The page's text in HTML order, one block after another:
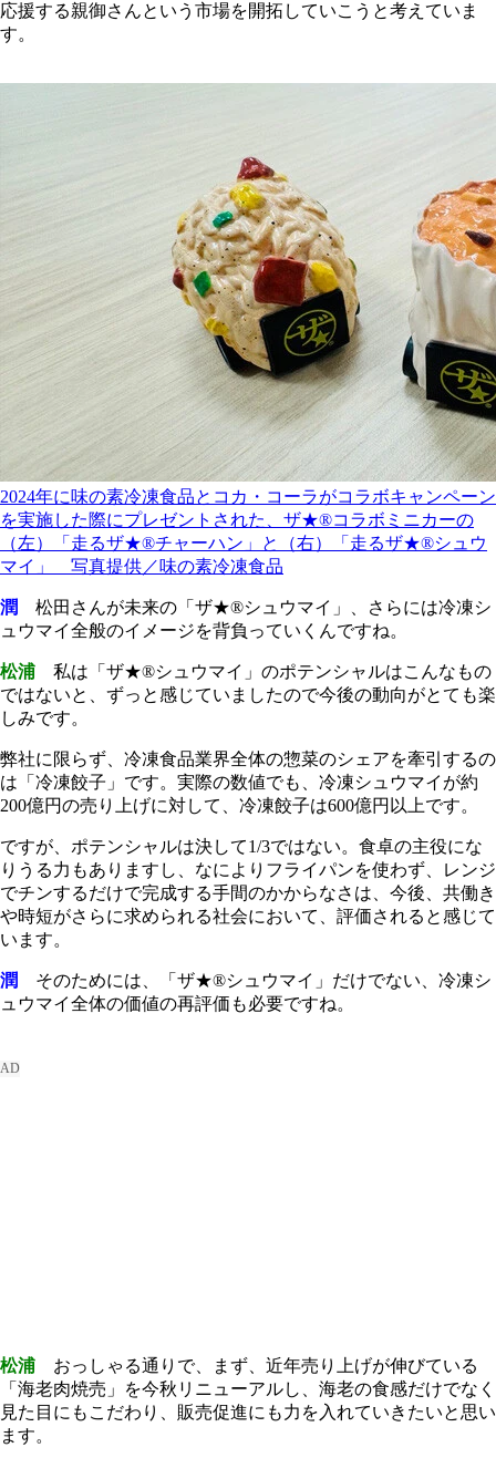
応援する親御さんという市場を開拓していこうと考えていま
す。
2024年に味の素冷凍食品とコカ・コーラがコラボキャンペーン
を実施した際にプレゼントされた、ザ★®コラボミニカーの
（左）「走るザ★®チャーハン」と（右）「走るザ★®シュウ
マイ」 写真提供／味の素冷凍食品
潤 松田さんが未来の「ザ★®シュウマイ」、さらには冷凍シ
ュウマイ全般のイメージを背負っていくんですね。
松浦 私は「ザ★®シュウマイ」のポテンシャルはこんなもの
ではないと、ずっと感じていましたので今後の動向がとても楽
しみです。
弊社に限らず、冷凍食品業界全体の惣菜のシェアを牽引するの
は「冷凍餃子」です。実際の数値でも、冷凍シュウマイが約
200億円の売り上げに対して、冷凍餃子は600億円以上です。
ですが、ポテンシャルは決して1/3ではない。食卓の主役にな
りうる力もありますし、なによりフライパンを使わず、レンジ
でチンするだけで完成する手間のかからなさは、今後、共働き
や時短がさらに求められる社会において、評価されると感じて
います。
潤 そのためには、「ザ★®シュウマイ」だけでない、冷凍シ
ュウマイ全体の価値の再評価も必要ですね。
松浦 おっしゃる通りで、まず、近年売り上げが伸びている
「海老肉焼売」を今秋リニューアルし、海老の食感だけでなく
見た目にもこだわり、販売促進にも力を入れていきたいと思い
ます。